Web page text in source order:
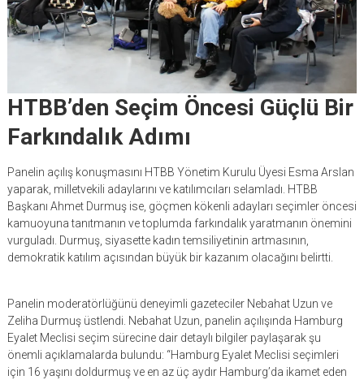
HTBB’den Seçim Öncesi Güçlü Bir
Farkındalık Adımı
Panelin açılış konuşmasını HTBB Yönetim Kurulu Üyesi Esma Arslan
yaparak, milletvekili adaylarını ve katılımcıları selamladı. HTBB
Başkanı Ahmet Durmuş ise, göçmen kökenli adayları seçimler öncesi
kamuoyuna tanıtmanın ve toplumda farkındalık yaratmanın önemini
vurguladı. Durmuş, siyasette kadın temsiliyetinin artmasının,
demokratik katılım açısından büyük bir kazanım olacağını belirtti.
Panelin moderatörlüğünü deneyimli gazeteciler Nebahat Uzun ve
Zeliha Durmuş üstlendi. Nebahat Uzun, panelin açılışında Hamburg
Eyalet Meclisi seçim sürecine dair detaylı bilgiler paylaşarak şu
önemli açıklamalarda bulundu: “Hamburg Eyalet Meclisi seçimleri
için 16 yaşını doldurmuş ve en az üç aydır Hamburg’da ikamet eden